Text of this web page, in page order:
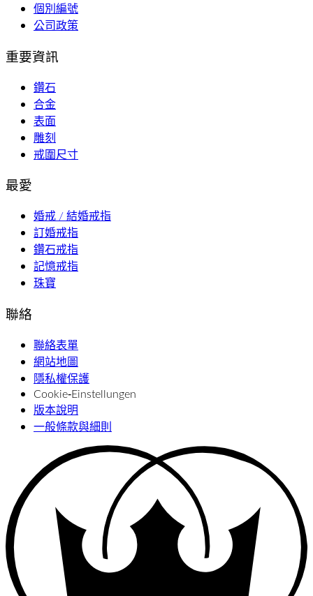
個別編號
公司政策
重要資訊
鑽石
合金
表面
雕刻
戒圍尺寸
最愛
婚戒 / 結婚戒指
訂婚戒指
鑽石戒指
記憶戒指
珠寶
聯絡
聯絡表單
網站地圖
隱私權保護
Cookie‑Einstellungen
版本說明
一般條款與細則